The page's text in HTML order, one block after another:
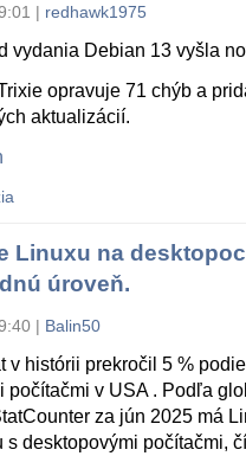
| redhawk1975
vydania Debian 13 vyšla
opravuje 71 chýb a
aktualizácií.
Linuxu na
úroveň.
| Balin50
v histórii prekročil 5 %
počítačmi v USA . Podľa
za jún 2025 má
s desktopovými počítačmi,